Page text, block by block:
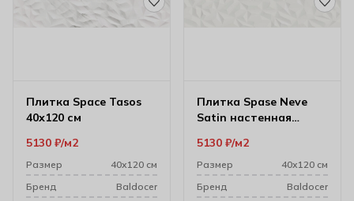
Плитка Space Tasos
40х120 см
5130 ₽ м2
Размер
40х120 см
Бренд
Baldocer
Плитка Spase Neve
Satin настенная
5130 ₽ м2
Размер
40х120 см
Бренд
Baldocer